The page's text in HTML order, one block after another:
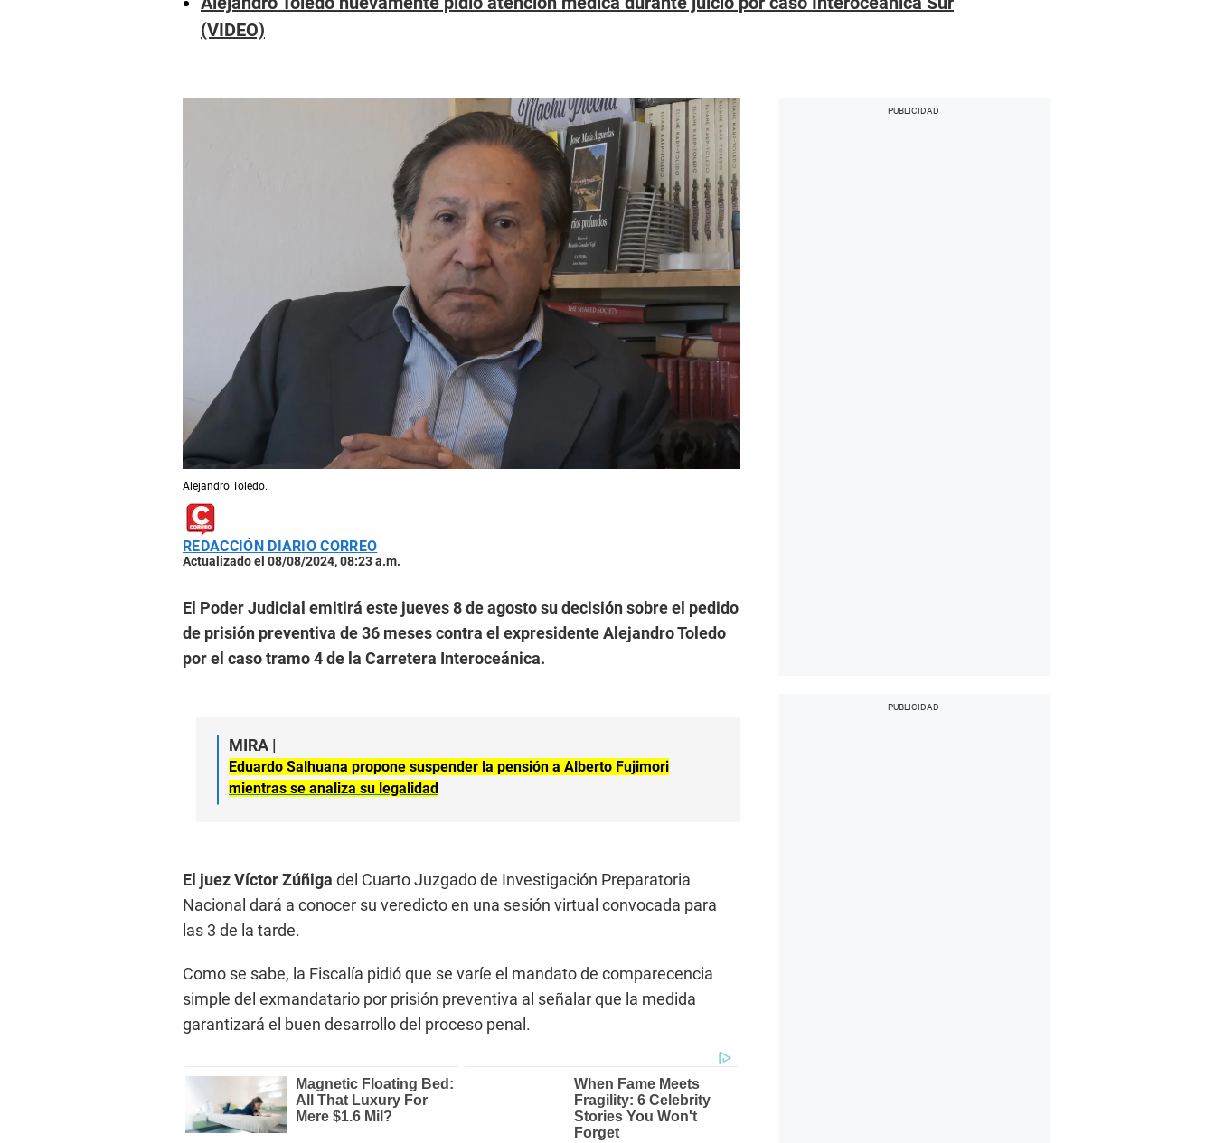
(VIDEO)
Alejandro Toledo.
REDACCIÓN DIARIO CORREO
Actualizado el 08/08/2024, 08:23 a.m.
El Poder Judicial emitirá este jueves 8 de agosto su decisión sobre el pedido
de prisión preventiva de 36 meses contra el expresidente Alejandro Toledo
por el caso tramo 4 de la Carretera Interoceánica.
MIRA |
Eduardo Salhuana propone suspender la pensión a Alberto Fujimori
mientras se analiza su legalidad
El juez Víctor Zúñiga del Cuarto Juzgado de Investigación Preparatoria
Nacional dará a conocer su veredicto en una sesión virtual convocada para
las 3 de la tarde.
Como se sabe, la Fiscalía pidió que se varíe el mandato de comparecencia
simple del exmandatario por prisión preventiva al señalar que la medida
garantizará el buen desarrollo del proceso penal.